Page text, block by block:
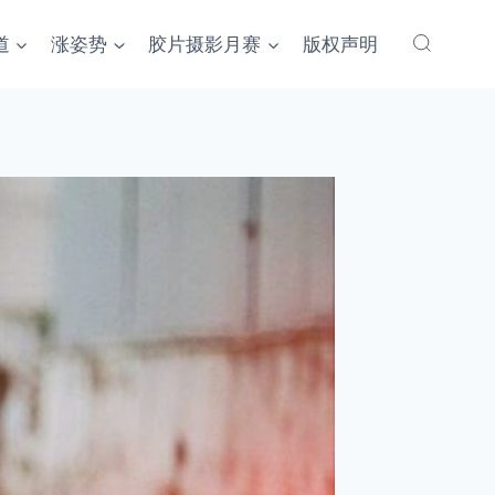
涨姿势 胶片摄影月赛 版权声明